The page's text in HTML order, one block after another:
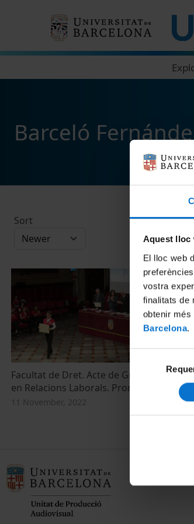
Aquest lloc
El lloc web
vostra
finalitats de
obtenir més
Barcelona.
consentiment
Barceló
Sort
Facultat de Dret. Acte de Graduació. Grau
en Relacions Laborals. Promoció 2022
11 November, 2022